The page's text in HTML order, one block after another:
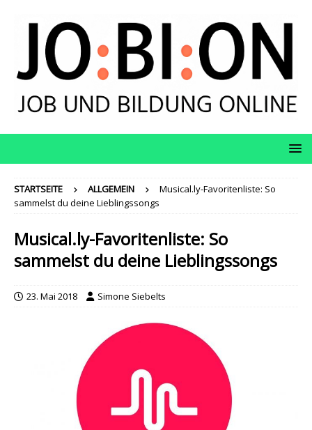
STARTSEITE ALLGEMEIN
Musical.ly-Favoritenliste: So
sammelst du deine Lieblingssongs
Musical.ly-Favoritenliste: So
sammelst du deine Lieblingssongs
23. Mai 2018 Simone Siebelts